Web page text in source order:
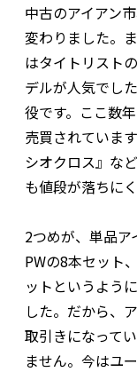
中古のアイアン
変わりました。
はタイトリスト
デルが人気でし
役です。ここ数
売買されていま
シオクロス』な
も値段が落ちに
2つめが、単品ア
PWの8本セット
ットというよう
した。だから、
取引きになって
ません。今はユ